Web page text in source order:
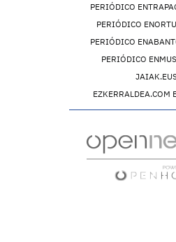
PERIÓDICO
PERIÓDICO
PERIÓDICO
PERIÓDICO
EZKERRALDEA.COM